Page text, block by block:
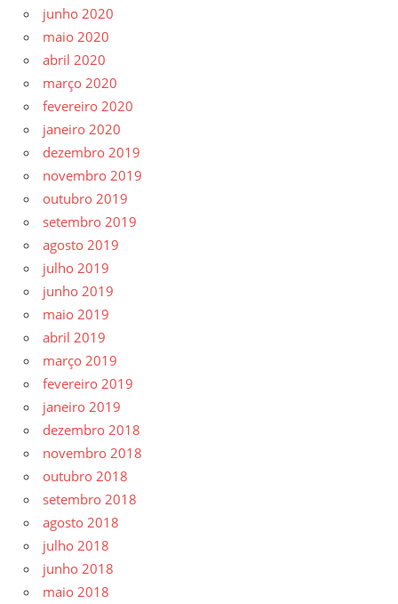
junho 2020
maio 2020
abril 2020
março 2020
fevereiro 2020
janeiro 2020
dezembro 2019
novembro 2019
outubro 2019
setembro 2019
agosto 2019
julho 2019
junho 2019
maio 2019
abril 2019
março 2019
fevereiro 2019
janeiro 2019
dezembro 2018
novembro 2018
outubro 2018
setembro 2018
agosto 2018
julho 2018
junho 2018
maio 2018